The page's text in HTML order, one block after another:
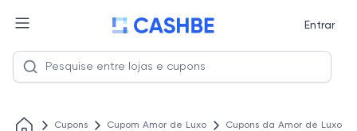
Entrar
Cupons Cupom Amor de Luxo Cupons da Amor de Luxo